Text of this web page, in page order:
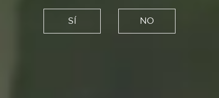
SÍ NO
ALHAMBRA BALTIC